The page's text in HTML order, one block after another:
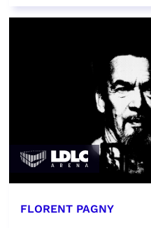
FLORENT PAGNY